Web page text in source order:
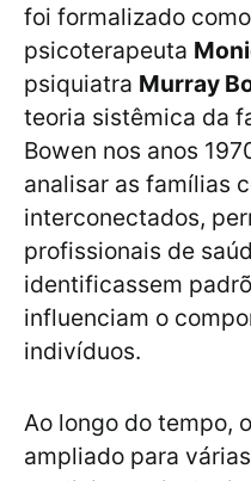
foi formalizado
psicoterapeuta
psiquiatra Murray
teoria sistêmica da
Bowen nos anos
analisar as famílias
interconectados,
profissionais de
identificassem
influenciam o
indivíduos.
Ao longo do tempo,
ampliado para